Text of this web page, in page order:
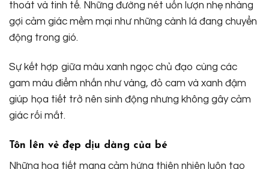
thoát và tinh tế. Những đường nét uốn lượn nhẹ nhàng
gợi cảm giác mềm mại như những cành lá đang chuyển
động trong gió.
Sự kết hợp giữa màu xanh ngọc chủ đạo cùng các
gam màu điểm nhấn như vàng, đỏ cam và xanh đậm
giúp họa tiết trở nên sinh động nhưng không gây cảm
giác rối mắt.
Tôn lên vẻ đẹp dịu dàng của bé
Những họa tiết mang cảm hứng thiên nhiên luôn tạo